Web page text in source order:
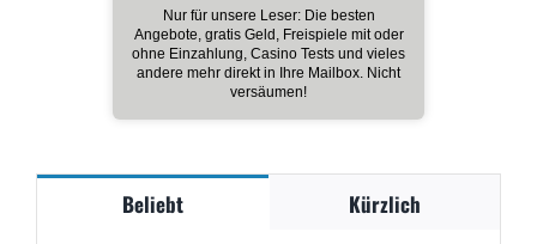
Nur für unsere Leser: Die besten
Angebote, gratis Geld, Freispiele mit oder
ohne Einzahlung, Casino Tests und vieles
andere mehr direkt in Ihre Mailbox. Nicht
versäumen!
Beliebt Kürzlich